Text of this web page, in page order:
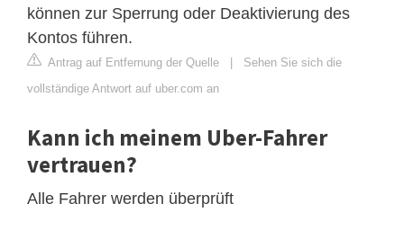
können zur Sperrung oder Deaktivierung des
Kontos führen.
Antrag auf Entfernung der Quelle
Sehen Sie sich die
vollständige Antwort auf uber.com an
Kann ich meinem Uber-Fahrer
vertrauen?
Alle Fahrer werden überprüft